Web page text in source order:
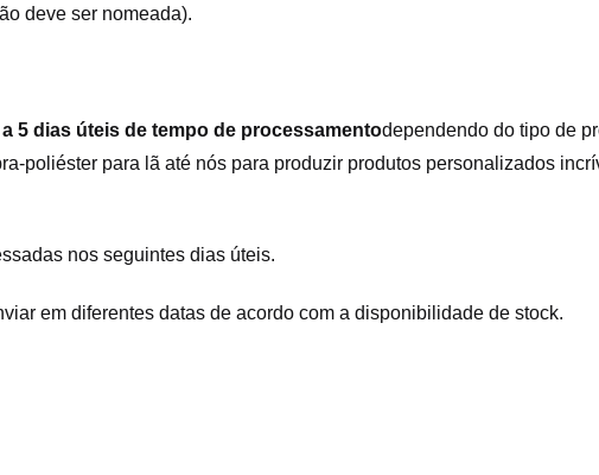
deve ser nomeada).
a 5 dias úteis de tempo de processamentodependendo do tipo de
poliéster para lã até nós para produzir produtos personalizados
nos seguintes dias úteis.
em diferentes datas de acordo com a disponibilidade de stock.